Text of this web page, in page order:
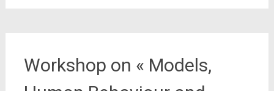
Workshop on « Models,